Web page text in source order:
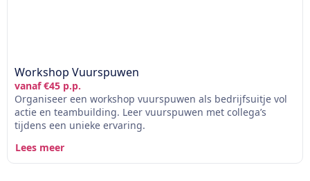
Workshop Vuurspuwen
vanaf €45 p.p.
Organiseer een workshop vuurspuwen als bedrijfsuitje vol
actie en teambuilding. Leer vuurspuwen met collega’s
tijdens een unieke ervaring.
Lees meer